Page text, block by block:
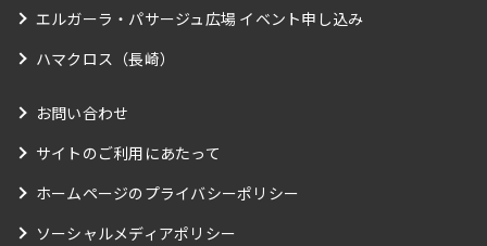
エルガーラ・パサージュ広場 イベント申し込み
ハマクロス（長崎）
お問い合わせ
サイトのご利用にあたって
ホームページのプライバシーポリシー
ソーシャルメディアポリシー